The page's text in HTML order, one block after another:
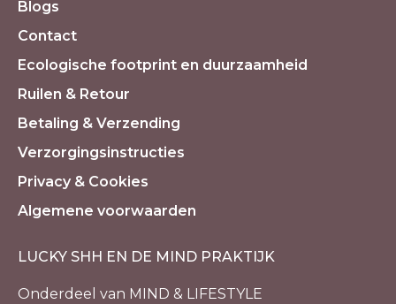
Blogs
Contact
Ecologische footprint en duurzaamheid
Ruilen & Retour
Betaling & Verzending
Verzorgingsinstructies
Privacy & Cookies
Algemene voorwaarden
LUCKY SHH EN DE MIND PRAKTIJK
Onderdeel van MIND & LIFESTYLE